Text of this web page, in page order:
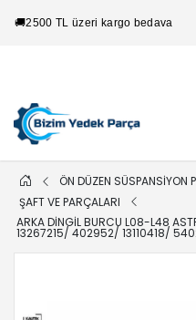
🚚2500 TL üzeri kargo bedava
ÖN DÜZEN SÜSPANSİYON
ŞAFT VE PARÇALARI
ARKA DINGIL BURCU L08-L48
13267215/ 402952/ 13110418/